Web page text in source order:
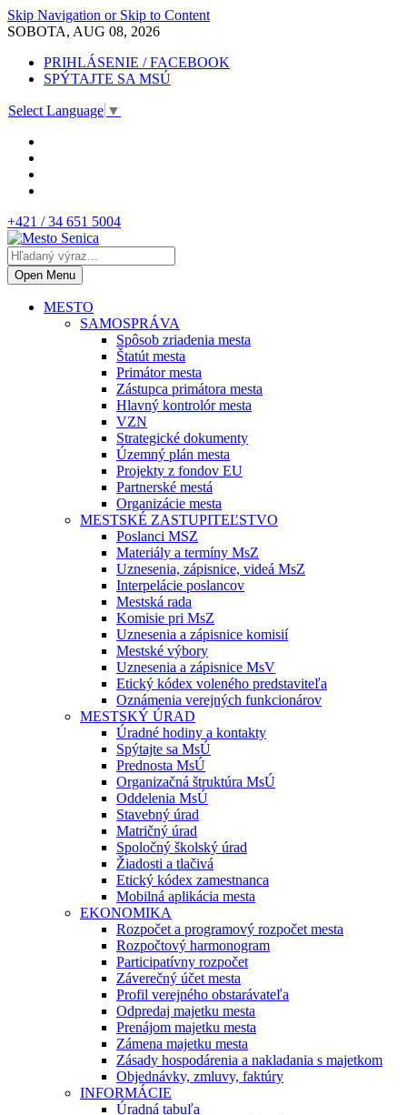
Skip Navigation or Skip to Content
SOBOTA, AUG 08, 2026
PRIHLÁSENIE / FACEBOOK
SPÝTAJTE SA MSÚ
Select Language ▼
+421 / 34 651 5004
Open Menu
MESTO
SAMOSPRÁVA
Spôsob zriadenia mesta
Štatút mesta
Primátor mesta
Zástupca primátora mesta
Hlavný kontrolór mesta
VZN
Strategické dokumenty
Územný plán mesta
Projekty z fondov EU
Partnerské mestá
Organizácie mesta
MESTSKÉ ZASTUPITEĽSTVO
Poslanci MSZ
Materiály a termíny MsZ
Uznesenia, zápisnice, videá MsZ
Interpelácie poslancov
Mestská rada
Komisie pri MsZ
Uznesenia a zápisnice komisií
Mestské výbory
Uznesenia a zápisnice MsV
Etický kódex voleného predstaviteľa
Oznámenia verejných funkcionárov
MESTSKÝ ÚRAD
Úradné hodiny a kontakty
Spýtajte sa MsÚ
Prednosta MsÚ
Organizačná štruktúra MsÚ
Oddelenia MsÚ
Stavebný úrad
Matričný úrad
Spoločný školský úrad
Žiadosti a tlačivá
Etický kódex zamestnanca
Mobilná aplikácia mesta
EKONOMIKA
Rozpočet a programový rozpočet mesta
Rozpočtový harmonogram
Participatívny rozpočet
Záverečný účet mesta
Profil verejného obstarávateľa
Odpredaj majetku mesta
Prenájom majetku mesta
Zámena majetku mesta
Zásady hospodárenia a nakladania s majetkom
Objednávky, zmluvy, faktúry
INFORMÁCIE
Úradná tabuľa